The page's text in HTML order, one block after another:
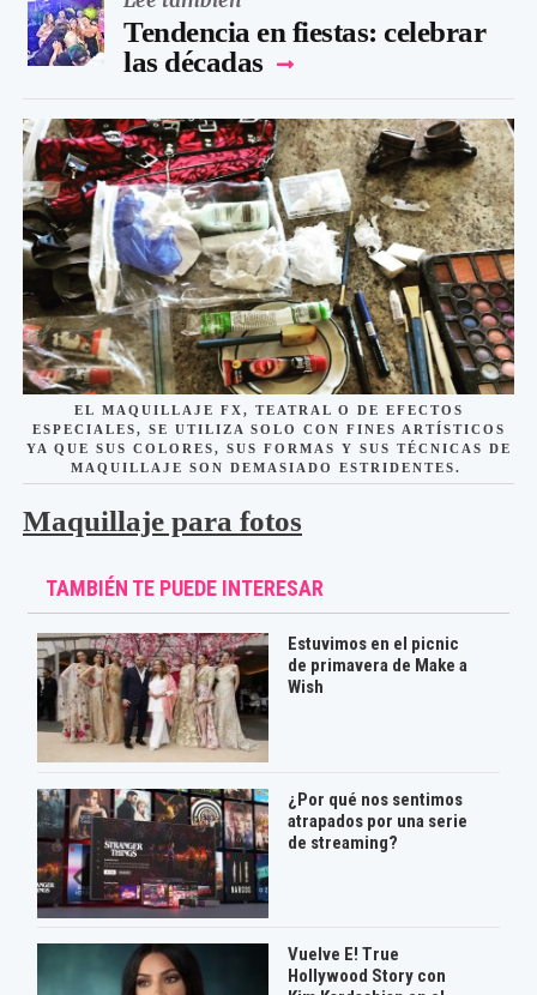
Tendencia en fiestas: celebrar
las décadas
EL MAQUILLAJE FX, TEATRAL O DE EFECTOS
ESPECIALES, SE UTILIZA SOLO CON FINES ARTÍSTICOS
YA QUE SUS COLORES, SUS FORMAS Y SUS TÉCNICAS DE
MAQUILLAJE SON DEMASIADO ESTRIDENTES.
Maquillaje para fotos
TAMBIÉN TE PUEDE INTERESAR
Estuvimos en el picnic
de primavera de Make a
Wish
¿Por qué nos sentimos
atrapados por una serie
de streaming?
Vuelve E! True
Hollywood Story con